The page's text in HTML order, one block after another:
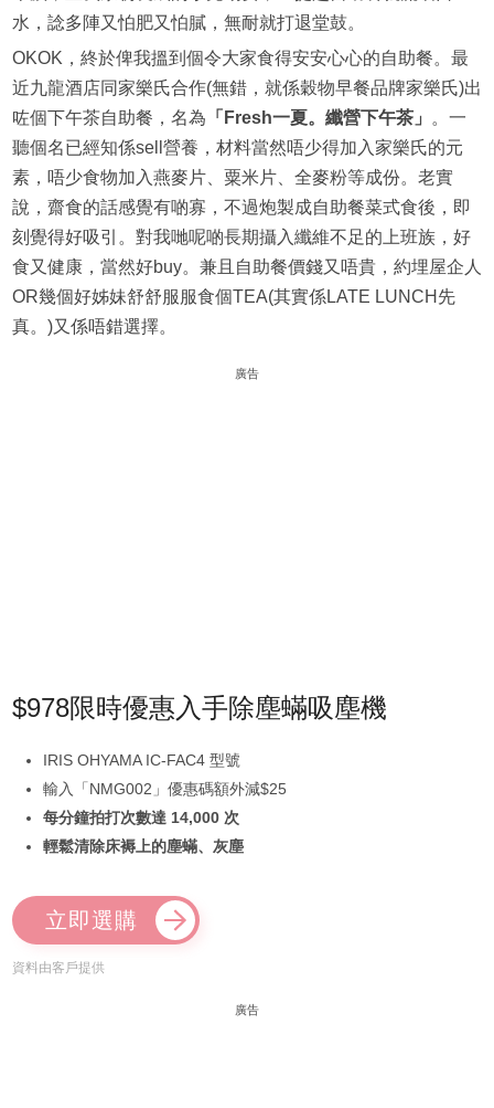
水，諗多陣又怕肥又怕膩，無耐就打退堂鼓。
OKOK，終於俾我搵到個令大家食得安安心心的自助餐。最
近九龍酒店同家樂氏合作(無錯，就係穀物早餐品牌家樂氏)出
咗個下午茶自助餐，名為 「 Fresh一夏。纖營下午茶」
。一
聽個名已經知係sell營養，材料當然唔少得加入家樂氏的元
素，唔少食物加入燕麥片、粟米片、全麥粉等成份。老實
說，齋食的話感覺有啲寡，不過炮製成自助餐菜式食後，即
刻覺得好吸引。對我哋呢啲長期攝入纖維不足的上班族，好
食又健康，當然好buy。兼且自助餐價錢又唔貴，約埋屋企人
OR幾個好姊妹舒舒服服食個TEA(其實係LATE LUNCH先
真。)又係唔錯選擇。
廣告
$978限時優惠入手除塵蟎吸塵機
IRIS OHYAMA IC-FAC4 型號
輸入「NMG002」優惠碼額外減$25
每分鐘拍打次數達 14,000 次
輕鬆清除床褥上的塵蟎、灰塵
立即選購
資料由客戶提供
廣告